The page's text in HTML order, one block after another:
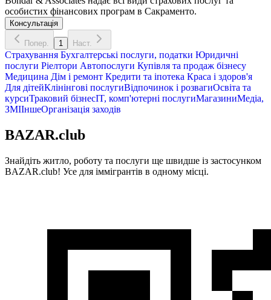
особистих фінансових програм в Сакраменто.
Консультація
Попер. 1 Наст.
Страхування Бухгалтерські послуги, податки Юридичні
послуги Ріелтори Автопослуги Купівля та продаж бізнесу
Медицина Дім і ремонт Кредити та іпотека Краса і здоров'я
Для дітейКлінінгові послугиВідпочинок і розвагиОсвіта та
курсиТраковий бізнесIT, комп'ютерні послугиМагазиниМедіа,
ЗМІІншеОрганізація заходів
BAZAR.club
Знайдіть житло, роботу та послуги ще швидше із застосунком
BAZAR.club! Усе для іммігрантів в одному місці.